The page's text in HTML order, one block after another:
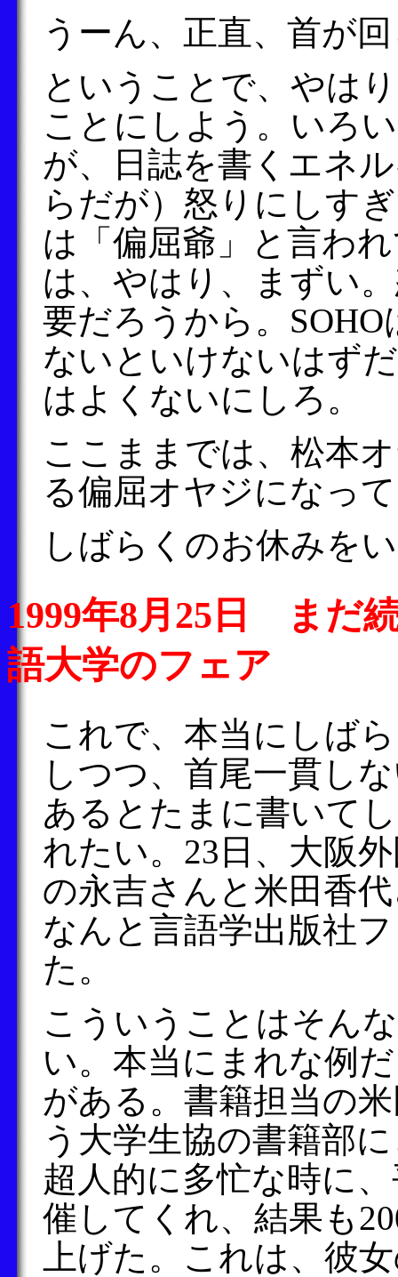
うーん、正直、首が
ということで、やは
ことにしよう。いろ
が、日誌を書くエネ
らだが）怒りにしす
は「偏屈爺」と言わ
は、やはり、まずい
要だろうから。
ないといけないはず
はよくないにしろ。
ここままでは、松本
る偏屈オヤジになっ
しばらくのお休みを
1999年8月25日 まだ
語大学のフェア
これで、本当にしば
しつつ、首尾一貫し
あるとたまに書いて
れたい。23日、大阪
の永吉さんと米田香
なんと言語学出版社
た。
こういうことはそん
い。本当にまれな例
がある。書籍担当の
う大学生協の書籍部
超人的に多忙な時に
催してくれ、結果も
上げた。これは、彼